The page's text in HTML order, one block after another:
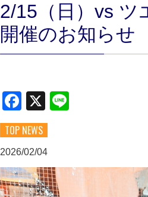
2/15（日）vs ツ
開催のお知らせ
Facebook
X
TOP NEWS
2026/02/04